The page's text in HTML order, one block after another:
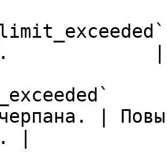
|
|
|